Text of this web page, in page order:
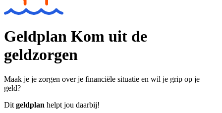
Geldplan Kom uit de
geldzorgen
Maak je je zorgen over je financiële situatie en wil je grip op je
geld?
Dit geldplan helpt jou daarbij!